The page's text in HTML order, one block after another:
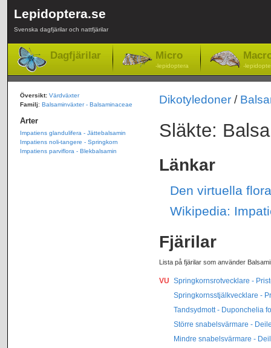
Lepidoptera.se
Svenska dagfjärilar och nattfjärilar
Dagfjärilar Micro
-lepidoptera -
Dikotyledoner/
Släkte:
Länkar
Den virtuella
Wikipedia:
Fjärilar
Lista på fjärilar som använder
VU Springkornsrotvecklare -
Springkornsstjälkvecklare -
Tandsydmott - Duponchelia
Större snabelsvärmare -
Mindre snabelsvärmare -
Översikt: Värdväxter
Familj: Balsaminväxter - Balsaminaceae
Arter
Impatiens glandulifera - Jättebalsamin
Impatiens noli-tangere - Springkorn
Impatiens parviflora - Blekbalsamin